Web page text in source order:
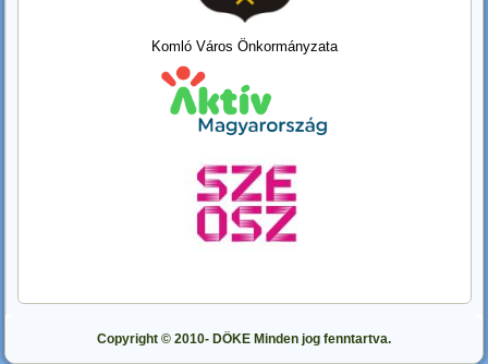
Komló Város Önkormányzata
Copyright © 2010- DÖKE Minden jog fenntartva.